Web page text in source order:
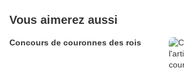
Vous aimerez aussi
Concours de couronnes des rois